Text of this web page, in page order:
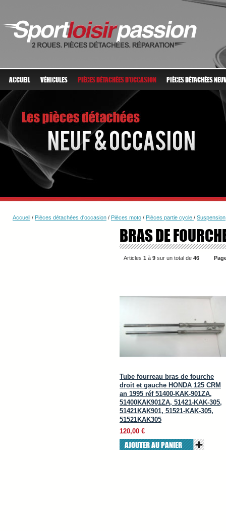
ACCUEIL VÉHICULES PIÈCES DÉTACHÉES D'OCCASION PIÈCES DÉTACHÉES
Accueil / Pièces détachées d'occasion / Pièces moto / Pièces partie cycle / Suspension
BRAS DE
Articles 1 à 9 sur un total de 46
Tube fourreau bras de fourche
droit et gauche HONDA 125 CRM
an 1995 réf 51400-KAK-901ZA,
51400KAK901ZA, 51421-KAK-305,
51421KAK901, 51521-KAK-305,
51521KAK305
120,00 €
AJOUTER AU PANIER